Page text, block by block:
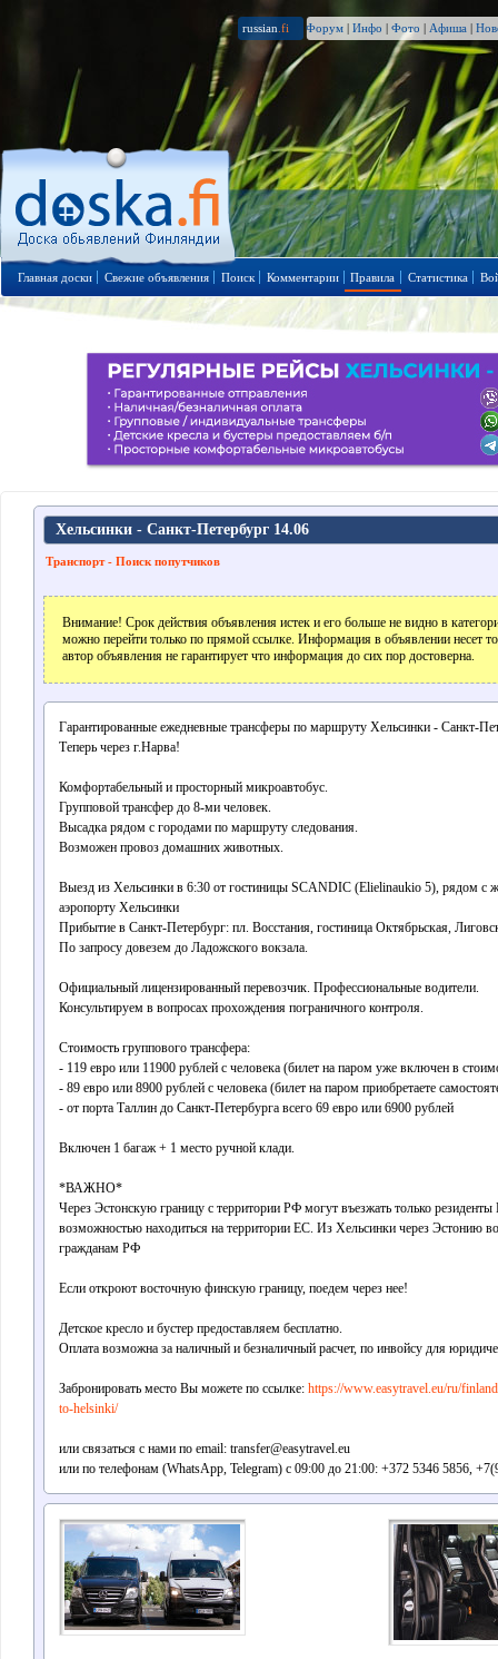
russian .fi Форум | Инфо | Фото | Афиша |
Главная доски Свежие объявления Поиск Комментарии Правила Статистика
Хельсинки - Санкт-Петербург 14.06
Транспорт - Поиск попутчиков
Внимание! Срок действия объявления истек и его больше не видно в
можно перейти только по прямой ссылке. Информация в объявлении несет
автор объявления не гарантирует что информация до сих пор достоверна.
Гарантированные ежедневные трансферы по маршруту Хельсинки - Санкт-
Теперь через г.Нарва!
Комфортабельный и просторный микроавтобус.
Групповой трансфер до 8-ми человек.
Высадка рядом с городами по маршруту следования.
Возможен провоз домашних животных.
Выезд из Хельсинки в 6:30 от гостиницы SCANDIC (Elielinaukio 5), рядом с
аэропорту Хельсинки
Прибытие в Санкт-Петербург: пл. Восстания, гостиница Октябрьская,
По запросу довезем до Ладожского вокзала.
Официальный лицензированный перевозчик. Профессиональные водители.
Консультируем в вопросах прохождения пограничного контроля.
Стоимость группового трансфера:
- 119 евро или 11900 рублей с человека (билет на паром уже включен в
- 89 евро или 8900 рублей с человека (билет на паром приобретаете
- от порта Таллин до Санкт-Петербурга всего 69 евро или 6900 рублей
Включен 1 багаж + 1 место ручной клади.
*ВАЖНО*
Через Эстонскую границу с территории РФ могут въезжать только
возможностью находиться на территории ЕС. Из Хельсинки через Эстонию
гражданам РФ
Если откроют восточную финскую границу, поедем через нее!
Детское кресло и бустер предоставляем бесплатно.
Оплата возможна за наличный и безналичный расчет, по инвойсу для
Забронировать место Вы можете по ссылке: https://www.easytravel.eu/ru/
to-helsinki/
или связаться с нами по email: transfer@easytravel.eu
или по телефонам (WhatsApp, Telegram) с 09:00 до 21:00: +372 5346 5856,